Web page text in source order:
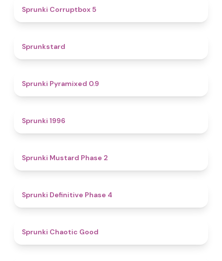
Sprunki Corruptbox 5
Sprunkstard
Sprunki Pyramixed 0.9
Sprunki 1996
Sprunki Mustard Phase 2
Sprunki Definitive Phase 4
Sprunki Chaotic Good